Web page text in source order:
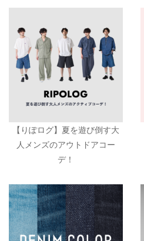
【りぽログ】夏を遊び倒す大
人メンズのアウトドアコー
デ！